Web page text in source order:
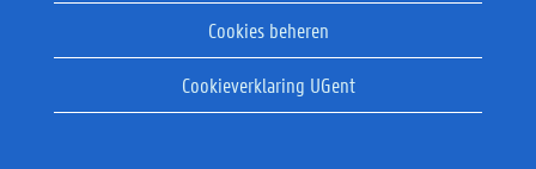
Cookies beheren
Cookieverklaring UGent